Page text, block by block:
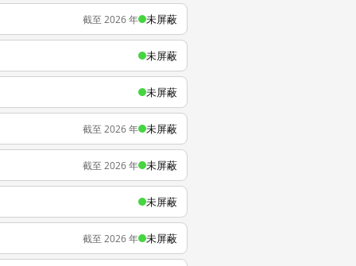
截至 2026 年 未屏蔽
未屏蔽
未屏蔽
截至 2026 年 未屏蔽
截至 2026 年 未屏蔽
未屏蔽
截至 2026 年 未屏蔽